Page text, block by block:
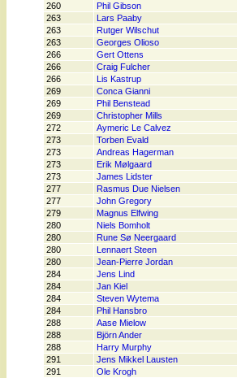
260
Phil Gibson
263
Lars Paaby
263
Rutger Wilschut
263
Georges Olioso
266
Gert Ottens
266
Craig Fulcher
266
Lis Kastrup
269
Conca Gianni
269
Phil Benstead
269
Christopher Mills
272
Aymeric Le Calvez
273
Torben Evald
273
Andreas Hagerman
273
Erik Mølgaard
273
James Lidster
277
Rasmus Due Nielsen
277
John Gregory
279
Magnus Elfwing
280
Niels Bomholt
280
Rune Sø Neergaard
280
Lennaert Steen
280
Jean-Pierre Jordan
284
Jens Lind
284
Jan Kiel
284
Steven Wytema
284
Phil Hansbro
288
Aase Mielow
288
Björn Ander
288
Harry Murphy
291
Jens Mikkel Lausten
291
Ole Krogh